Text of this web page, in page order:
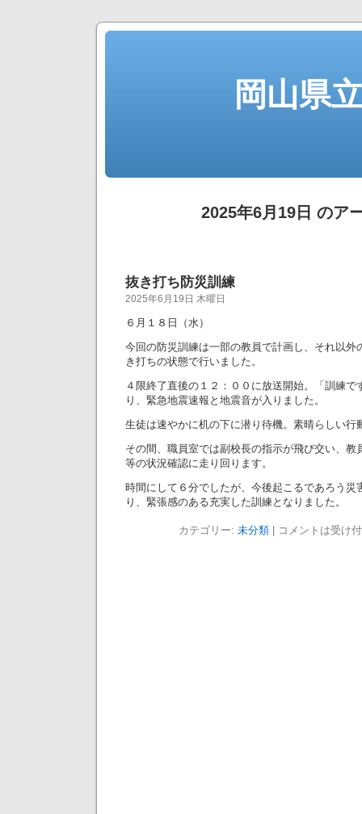
岡山県
2025年6月19日 のア
抜き打ち防災訓練
2025年6月19日 木曜日
６月１８日（水）
今回の防災訓練は一部の教員で計画し、それ以外
き打ちの状態で行いました。
４限終了直後の１２：００に放送開始。「訓練で
り、緊急地震速報と地震音が入りました。
生徒は速やかに机の下に潜り待機。素晴らしい行
その間、職員室では副校長の指示が飛び交い、教
等の状況確認に走り回ります。
時間にして６分でしたが、今後起こるであろう災
り、緊張感のある充実した訓練となりました。
カテゴリー: 未分類 コメントは受け